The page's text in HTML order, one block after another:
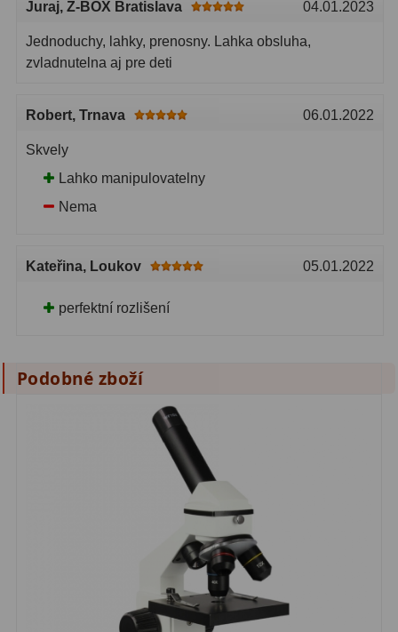
Juraj, Z-BOX Bratislava 04.01.2023
Jednoduchy, lahky, prenosny. Lahka obsluha,
zvladnutelna aj pre deti
Robert, Trnava 06.01.2022
Skvely
Lahko manipulovatelny
Nema
Kateřina, Loukov 05.01.2022
perfektní rozlišení
Podobné zboží